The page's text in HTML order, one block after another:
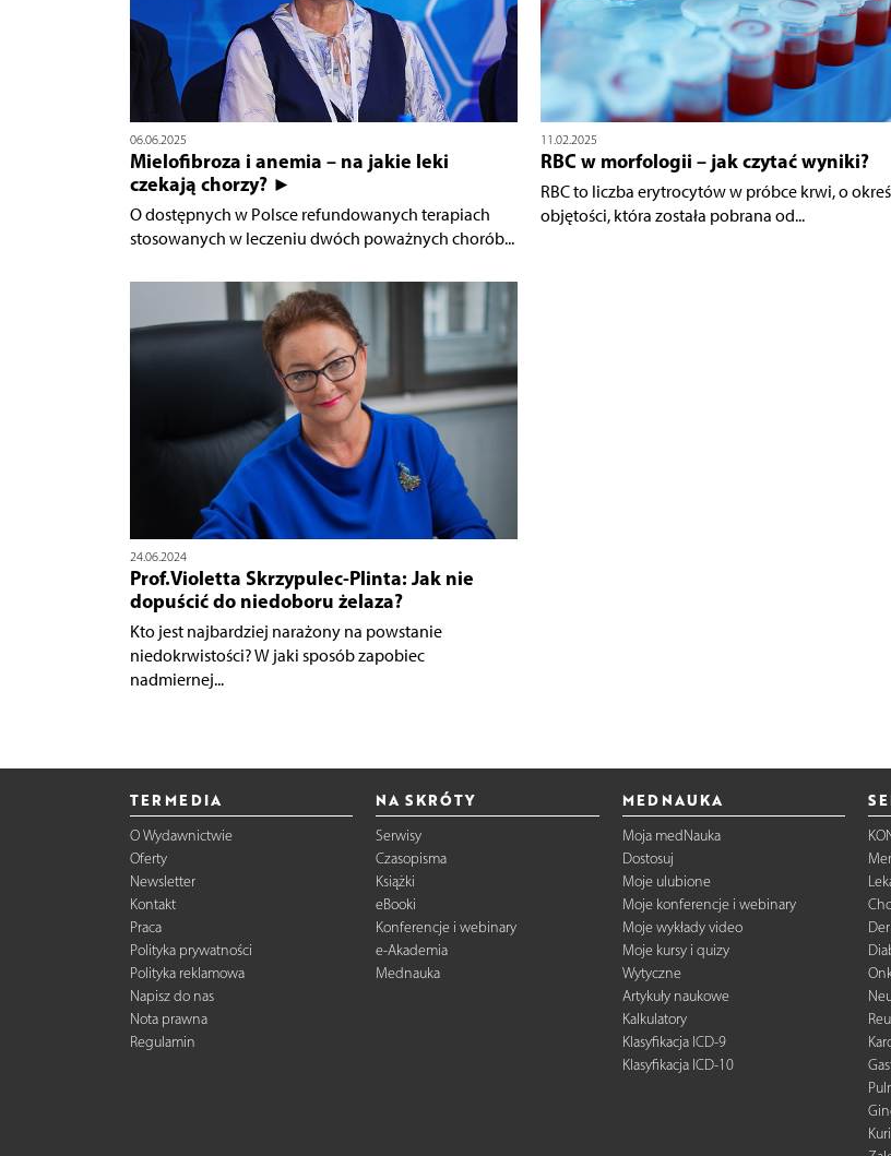
06.06.2025
Mielofibroza i anemia – na jakie leki
czekają chorzy? ►
O dostępnych w Polsce refundowanych terapiach
stosowanych w leczeniu dwóch poważnych chorób...
11.02.2025
RBC w morfologii – jak czytać wyniki?
RBC to liczba erytrocytów w próbce krwi, o
objętości, która została pobrana od...
24.06.2024
Prof.Violetta Skrzypulec-Plinta: Jak nie
dopuścić do niedoboru żelaza?
Kto jest najbardziej narażony na powstanie
niedokrwistości? W jaki sposób zapobiec
nadmiernej...
TERMEDIA
O Wydawnictwie
Oferty
Newsletter
Kontakt
Praca
Polityka prywatności
Polityka reklamowa
Napisz do nas
Nota prawna
Regulamin
NA SKRÓTY
Serwisy
Czasopisma
Książki
eBooki
Konferencje i webinary
e-Akademia
Mednauka
MEDNAUKA
Moja medNauka
Dostosuj
Moje ulubione
Moje konferencje i webinary
Moje wykłady video
Moje kursy i quizy
Wytyczne
Artykuły naukowe
Kalkulatory
Klasyfikacja ICD-9
Klasyfikacja ICD-10